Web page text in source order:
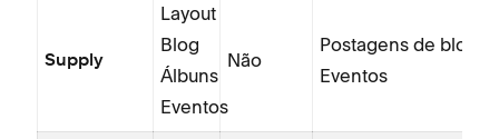
Supply
Layout
Blog
Álbuns
Eventos
Não
Postagens de blog
Eventos